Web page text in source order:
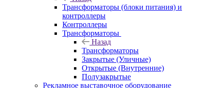
Трансформаторы (блоки питания) и
контроллеры
Контроллеры
Трансформаторы
Назад
Трансформаторы
Закрытые (Уличные)
Открытые (Внутренние)
Полузакрытые
Рекламное выставочное оборудование